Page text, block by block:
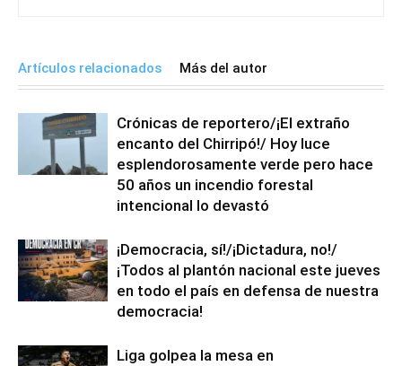
Artículos relacionados Más del autor
Crónicas de reportero/¡El extraño
encanto del Chirripó!/ Hoy luce
esplendorosamente verde pero hace
50 años un incendio forestal
intencional lo devastó
¡Democracia, sí!/¡Dictadura, no!/
¡Todos al plantón nacional este jueves
en todo el país en defensa de nuestra
democracia!
Liga golpea la mesa en